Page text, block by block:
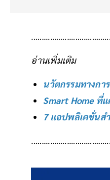
อ่านเพิ่มเติม
นวัตกรรมทางกา
Smart Home ที่
7 แอปพลิเคชั่นส